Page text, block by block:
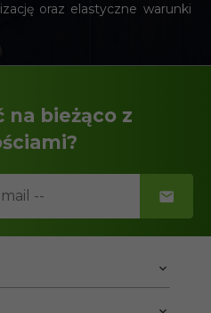
oraz elastyczne warunki
na bieżąco z